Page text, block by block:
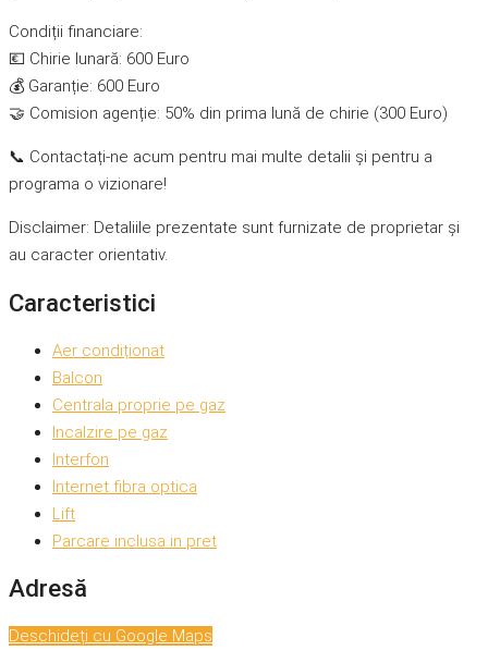
Condiții financiare:
💶 Chirie lunară: 600 Euro
💰 Garanție: 600 Euro
🤝 Comision agenție: 50% din prima lună de chirie (300 Euro)
📞 Contactați-ne acum pentru mai multe detalii și pentru a
programa o vizionare!
Disclaimer: Detaliile prezentate sunt furnizate de proprietar și
au caracter orientativ.
Caracteristici
Aer condiționat
Balcon
Centrala proprie pe gaz
Incalzire pe gaz
Interfon
Internet fibra optica
Lift
Parcare inclusa in pret
Adresă
Deschideți cu Google Maps